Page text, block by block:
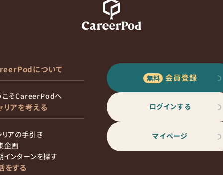
について
こそCareerPodへ
リアを考える
リアの手引き
企画
インターンを探す
をする
会員登録
ログインする
マイページ